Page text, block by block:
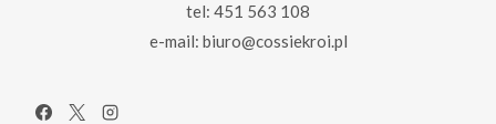
tel: 451 563 108
e-mail: biuro@cossiekroi.pl